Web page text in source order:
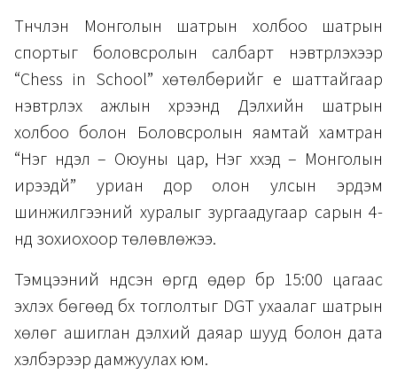
Түүнчлэн Монголын шатрын холбоо шатрын
спортыг боловсролын салбарт нэвтрүүлэхээр
“Chess in School” хөтөлбөрийг үе шаттайгаар
нэвтрүүлэх ажлын хүрээнд Дэлхийн шатрын
холбоо болон Боловсролын яамтай хамтран
“Нэг нүүдэл – Оюуны цар, Нэг хүүхэд – Монголын
ирээдүй” уриан дор олон улсын эрдэм
шинжилгээний хуралыг зургаадугаар сарын 4-
нд зохиохоор төлөвлөжээ.
Тэмцээний үндсэн өргүүд өдөр бүр 15:00 цагаас
эхлэх бөгөөд бүх тоглолтыг DGT ухаалаг шатрын
хөлөг ашиглан дэлхий даяар шууд болон дата
хэлбэрээр дамжуулах юм.